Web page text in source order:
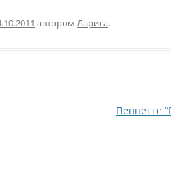
автором Лариса.
Пеннетте